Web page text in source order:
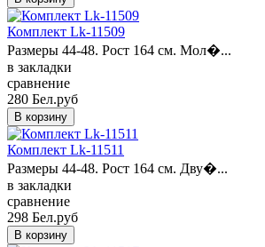
Комплект Lk-11509
Размеры 44-48. Рост 164 см. Мол�...
в закладки
сравнение
280 Бел.руб
Комплект Lk-11511
Размеры 44-48. Рост 164 см. Дву�...
в закладки
сравнение
298 Бел.руб